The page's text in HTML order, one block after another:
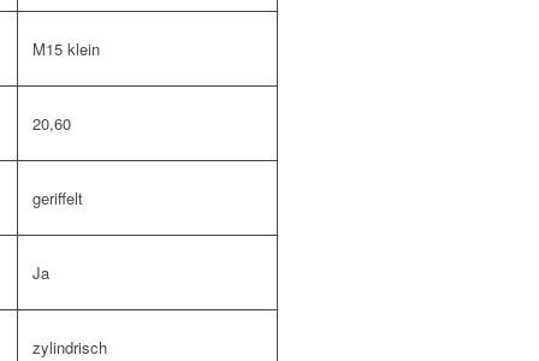
M15 klein
20,60
geriffelt
Ja
zylindrisch